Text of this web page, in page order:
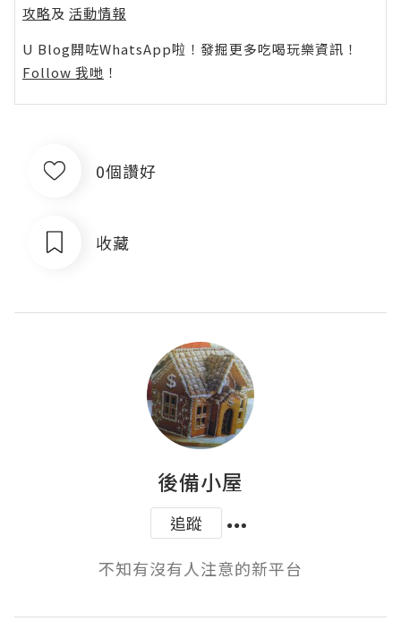
攻略及 活動情報
U Blog開咗WhatsApp啦！發掘更多吃喝玩樂資訊！
Follow 我哋 ！
0個讚好
收藏
後備小屋
追蹤
不知有沒有人注意的新平台